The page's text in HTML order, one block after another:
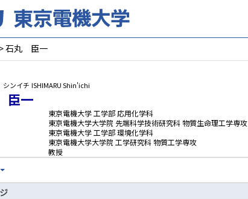
> 石丸 臣一
ンイチ ISHIMARU Shin'ichi
一
東京電機大学 工学部 応用化学科
東京電機大学大学院 先端科学技術研究科 物質生命理工学専攻
東京電機大学 工学部 環境化学科
東京電機大学大学院 工学研究科 物質工学専攻
教授